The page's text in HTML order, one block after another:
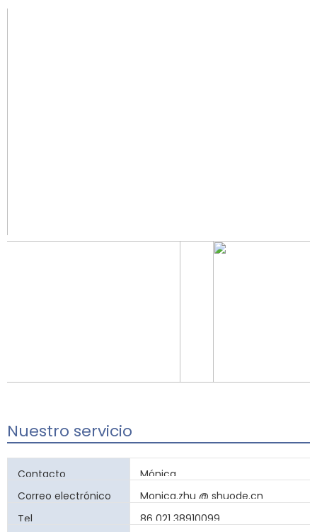
Nuestro servicio
Contacto
Mónica
Correo electrónico
Monica.zhu @ shuode.cn
Tel
86 021 38910099